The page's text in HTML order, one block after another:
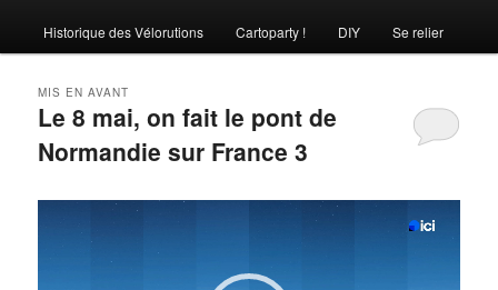
Historique des Vélorutions Cartoparty ! DIY Se relier
Le 8 mai, on fait le pont de
Normandie sur France 3
MIS EN AVANT